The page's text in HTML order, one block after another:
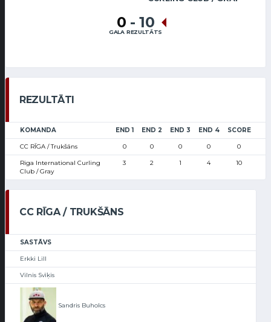
0 - 10
GALA REZULTĀTS
REZULTĀTI
KOMANDA END 1 END 2 END 3 END 4 SCORE
CC RĪGA / Trukšāns 0 0 0 0 0
Riga International Curling
Club / Gray
3 2 1 4 10
CC RĪGA / TRUKŠĀNS
SASTĀVS
Erkki Lill
Vilnis Svīķis
Sandris Buholcs